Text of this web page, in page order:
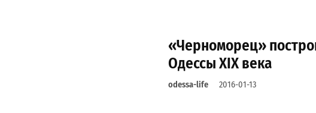
«Черноморец»
Одессы ХIХ века
odessa-life 2016-01-13